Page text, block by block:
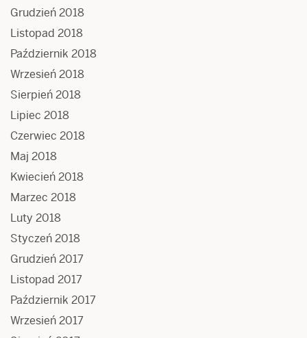
Grudzień 2018
Listopad 2018
Październik 2018
Wrzesień 2018
Sierpień 2018
Lipiec 2018
Czerwiec 2018
Maj 2018
Kwiecień 2018
Marzec 2018
Luty 2018
Styczeń 2018
Grudzień 2017
Listopad 2017
Październik 2017
Wrzesień 2017